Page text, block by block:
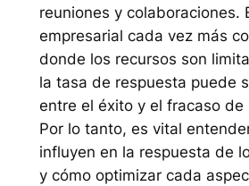
reuniones y colaboraciones.
empresarial cada vez más
donde los recursos son
la tasa de respuesta puede
entre el éxito y el fracaso de
Por lo tanto, es vital
influyen en la respuesta de
y cómo optimizar cada